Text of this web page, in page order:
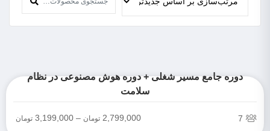
دوره جامع مسیر شغلی + دوره هوش مصنوعی در نظام
سلامت
7
2,799,000 تومان –
3,199,000 تومان